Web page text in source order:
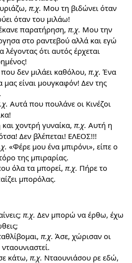
π.χ. Μου τη βιδώνει όταν
όταν του μιλάω!
παρατήρηση, π.χ. Μου την
στο ραντεβού αλλά και εγώ
ότι αυτός έρχεται
δεν μιλάει καθόλου, π.χ. Ένα
μας είναι μουγκαφόν! Δεν της
Αυτά που πουλάνε οι Κινέζοι
χοντρή γυναίκα, π.χ. Αυτή η
Δεν βλέπεται! ΕΛΕΟΣ!!!
«Φέρε μου ένα μπιρόνι», είπε ο
της μπιραρίας.
όλα τα μπορεί, π.χ. Πήρε το
μπορόλας.
π.χ. Δεν μπορώ να έρθω, έχω
π.χ. Άσε, χώρισαν οι
κάτω, π.χ. Νταουνιάσου ρε εδώ,